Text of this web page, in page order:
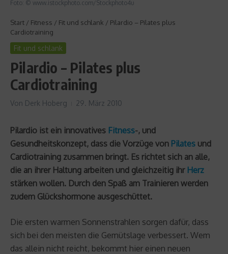
Foto: © www.istockphoto.com/Stockphoto4u
Start / Fitness / Fit und schlank / Pilardio – Pilates plus
Cardiotraining
Fit und schlank
Pilardio – Pilates plus
Cardiotraining
Von Derk Hoberg 29. März 2010
Pilardio ist ein innovatives Fitness-, und
Gesundheitskonzept, dass die Vorzüge von Pilates und
Cardiotraining zusammen bringt. Es richtet sich an alle,
die an ihrer Haltung arbeiten und gleichzeitig ihr Herz
stärken wollen. Durch den Spaß am Trainieren werden
zudem Glückshormone ausgeschüttet.
Die ersten warmen Sonnenstrahlen sorgen dafür, dass
sich bei den meisten die Gemütslage verbessert. Wem
das allein nicht reicht, bekommt hier einen neuen